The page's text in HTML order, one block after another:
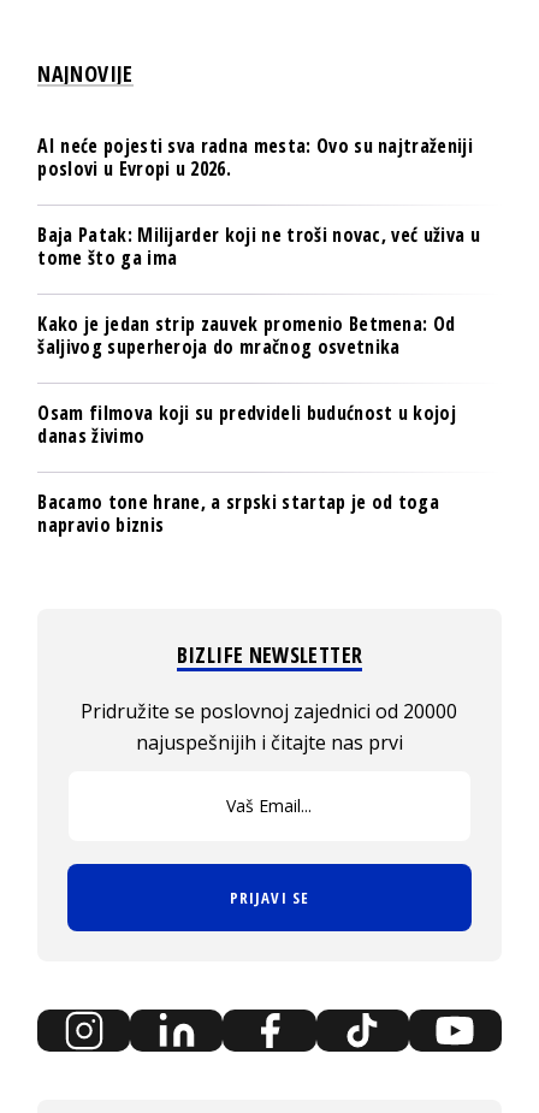
NAJNOVIJE
AI neće pojesti sva radna mesta: Ovo su najtraženiji
poslovi u Evropi u 2026.
Baja Patak: Milijarder koji ne troši novac, već uživa u
tome što ga ima
Kako je jedan strip zauvek promenio Betmena: Od
šaljivog superheroja do mračnog osvetnika
Osam filmova koji su predvideli budućnost u kojoj
danas živimo
Bacamo tone hrane, a srpski startap je od toga
napravio biznis
BIZLIFE NEWSLETTER
Pridružite se poslovnoj zajednici od 20000
najuspešnijih i čitajte nas prvi
PRIJAVI SE